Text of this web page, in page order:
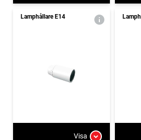
Lamphållare E14
Visa